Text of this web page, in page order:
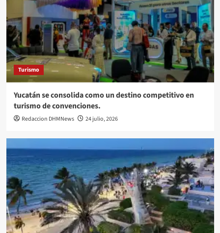
Turismo
Yucatán se consolida como un destino competitivo en
turismo de convenciones.
Redaccion DHMNews 24 julio, 2026